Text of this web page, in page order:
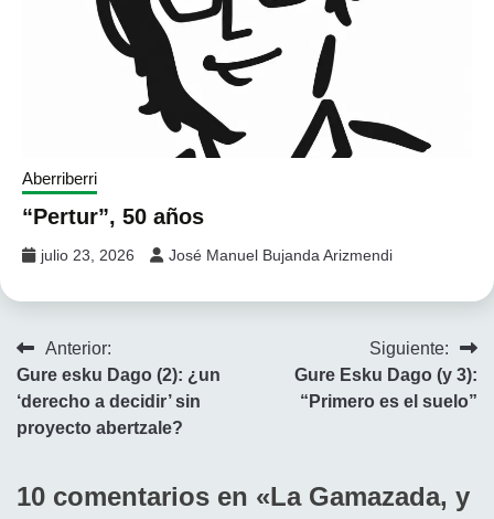
Aberriberri
“Pertur”, 50 años
julio 23, 2026 José Manuel Bujanda Arizmendi
Navegación
de
entradas
Anterior:
Gure esku Dago (2): ¿un
‘derecho a decidir’ sin
proyecto abertzale?
Siguiente:
Gure Esku Dago (y 3):
“Primero es el suelo”
10 comentarios en «La Gamazada, y